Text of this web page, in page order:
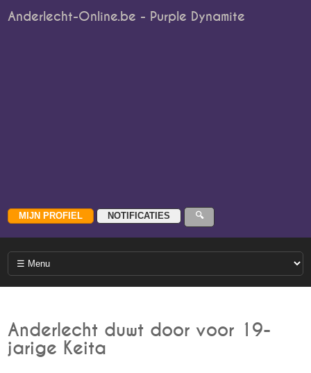
Anderlecht-Online.be - Purple Dynamite
Anderlecht duwt door voor 19-
jarige Keita